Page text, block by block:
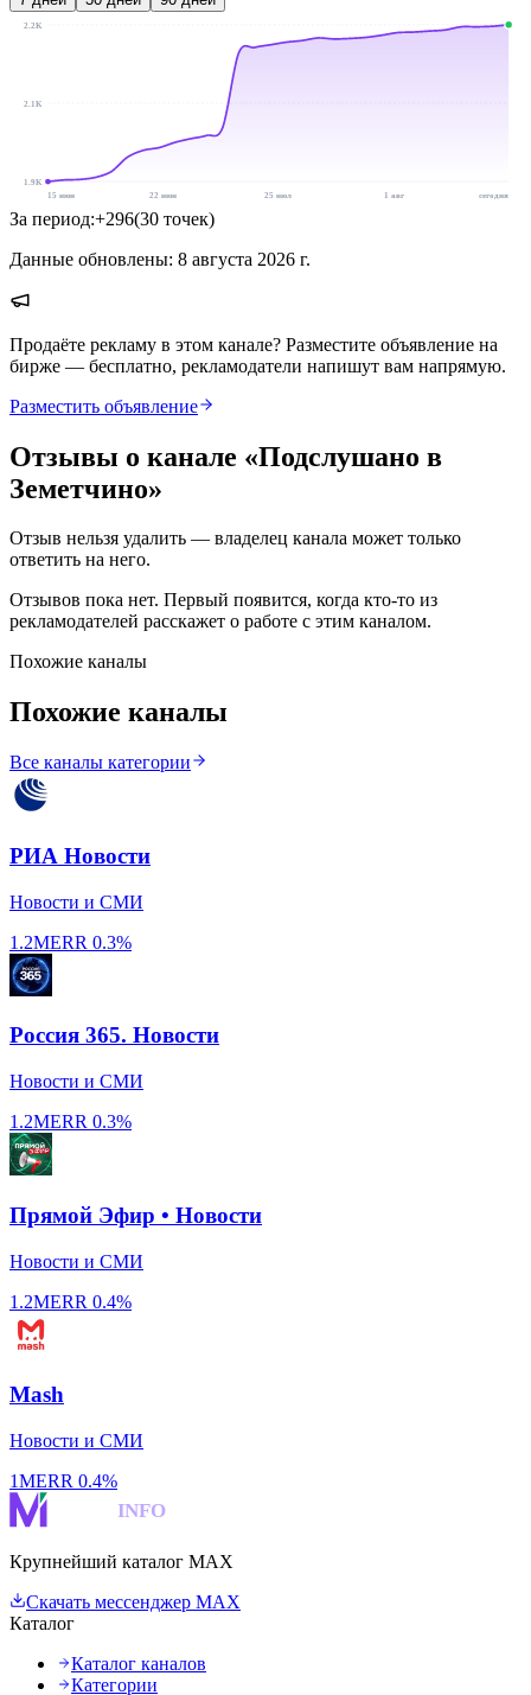
2.2K
2.1K
1.9K
15 июн
22 июн 25 июл 1 авг сегодня
За период:+296(30 точек)
Данные обновлены: 8 августа 2026 г.
Продаёте рекламу в этом канале? Разместите объявление на
бирже — бесплатно, рекламодатели напишут вам напрямую.
Разместить объявление
Отзывы о канале «Подслушано в
Земетчино»
Отзыв нельзя удалить — владелец канала может только
ответить на него.
Отзывов пока нет. Первый появится, когда кто-то из
рекламодателей расскажет о работе с этим каналом.
Похожие каналы
Похожие каналы
Все каналы категории
РИА Новости
Новости и СМИ
1.2MERR 0.3%
Россия 365. Новости
Новости и СМИ
1.2MERR 0.3%
Прямой Эфир • Новости
Новости и СМИ
1.2MERR 0.4%
Mash
Новости и СМИ
1MERR 0.4%
INFO
Крупнейший каталог MAX
Скачать мессенджер MAX
Каталог
Каталог каналов
Категории